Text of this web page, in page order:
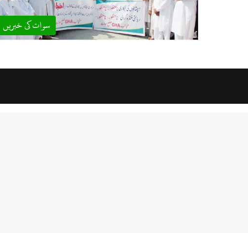
سوات کی خبریں